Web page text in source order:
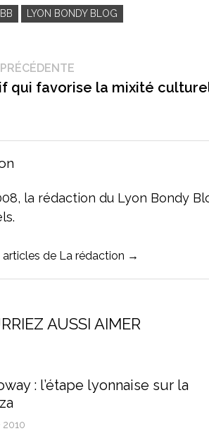
LBB LYON BONDY BLOG
précédente :
qui favorise la mixité
la rédaction du Lyon Bondy
articles de La rédaction →
AUSSI AIMER
: l’étape lyonnaise sur la